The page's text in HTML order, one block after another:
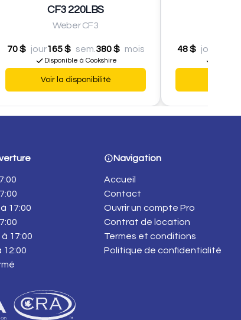
CF3 220LBS
Weber CF3
70 $ jour165 $ sem. 380 $ mois
Disponible à Cookshire
Voir la disponibilité
48 $ jour
17:00
17:00
12:00
Navigation
Accueil
Contact
Ouvrir un compte Pro
Contrat de location
Termes et conditions
Politique de confidentialité